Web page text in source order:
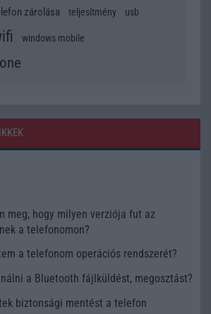
zárolása teljesítmény usb
windows mobile
meg, hogy milyen verziója fut az
a telefonomon?
a telefonom operációs rendszerét?
a Bluetooth fájlküldést, megosztást?
biztonsági mentést a telefon